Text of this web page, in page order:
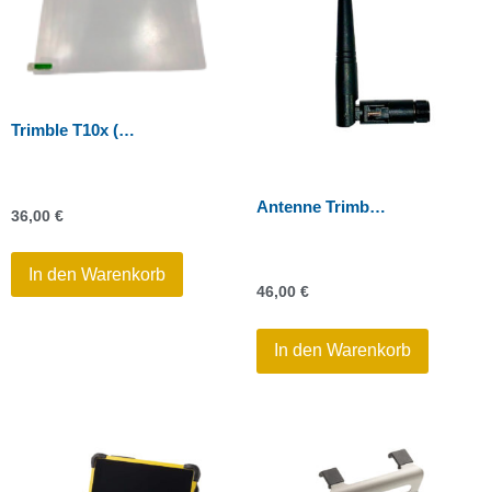
Trimble T10x (2024) / T110 – Displayschutzfolie
36,00 €
In den Warenkorb
Antenne Trimble-Funk 2,4 GHz für Tablet-PC
46,00 €
In den Warenkorb